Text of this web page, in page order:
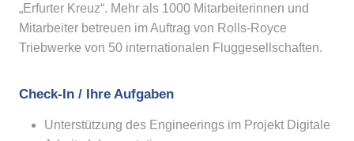
„Erfurter Kreuz“. Mehr als 1000 Mitarbeiterinnen und
Mitarbeiter betreuen im Auftrag von Rolls-Royce
Triebwerke von 50 internationalen Fluggesellschaften.
Check-In / Ihre Aufgaben
Unterstützung des Engineerings im Projekt Digitale